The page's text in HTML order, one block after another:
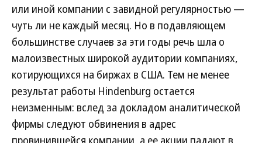
или иной компании с завидной регулярностью —
чуть ли не каждый месяц. Но в подавляющем
большинстве случаев за эти годы речь шла о
малоизвестных широкой аудитории компаниях,
котирующихся на биржах в США. Тем не менее
результат работы Hindenburg остается
неизменным: вслед за докладом аналитической
фирмы следуют обвинения в адрес
провинившейся компании, а ее акции падают в